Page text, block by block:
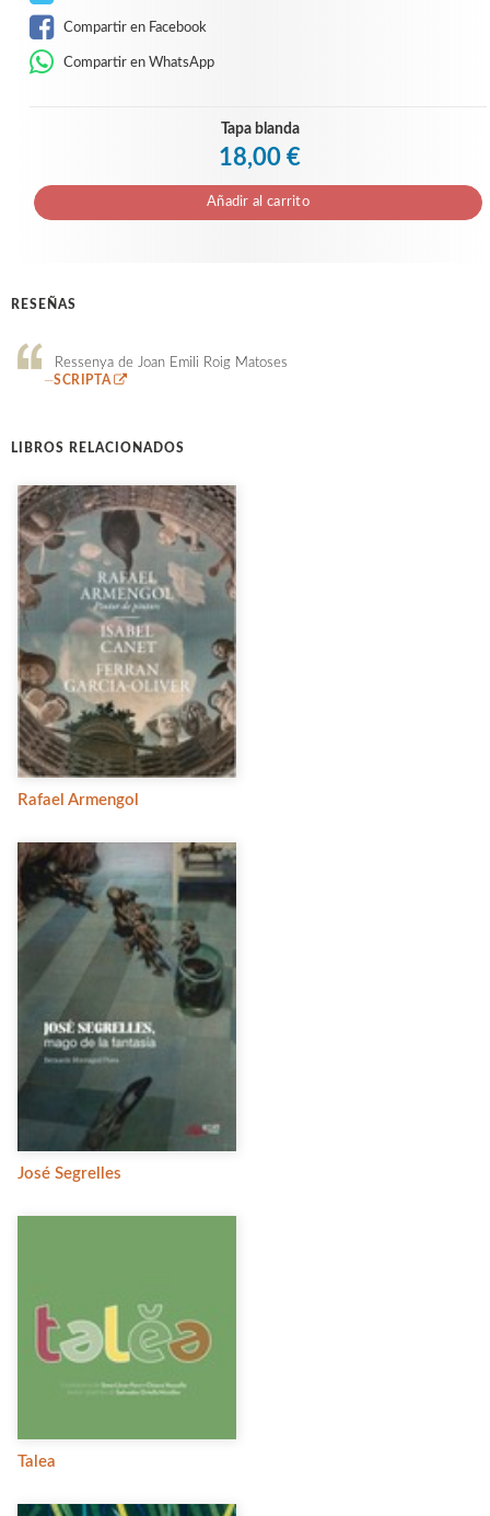
Compartir en Facebook
Compartir en WhatsApp
Tapa blanda
18,00 €
Añadir al carrito
RESEÑAS
Ressenya de Joan Emili Roig Matoses
—SCRIPTA
LIBROS RELACIONADOS
Rafael Armengol
José Segrelles
Talea